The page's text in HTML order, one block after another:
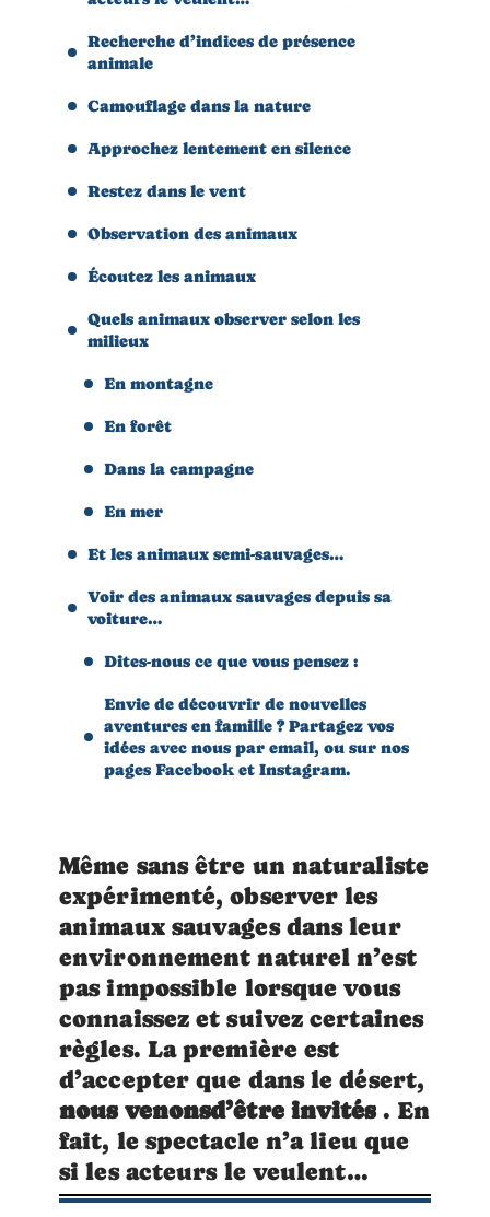
Recherche d’indices de présence
animale
Camouflage dans la nature
Approchez lentement en silence
Restez dans le vent
Observation des animaux
Écoutez les animaux
Quels animaux observer selon les
milieux
En montagne
En forêt
Dans la campagne
En mer
Et les animaux semi-sauvages…
Voir des animaux sauvages depuis sa
voiture…
Dites-nous ce que vous pensez :
Envie de découvrir de nouvelles
aventures en famille ? Partagez vos
idées avec nous par email, ou sur nos
pages Facebook et Instagram.
Même sans être un naturaliste
expérimenté, observer les
animaux sauvages dans leur
environnement naturel n’est
pas impossible lorsque vous
connaissez et suivez certaines
règles. La première est
d’accepter que dans le désert,
nous venonsd’être invités. En
fait, le spectacle n’a lieu que
si les acteurs le veulent…